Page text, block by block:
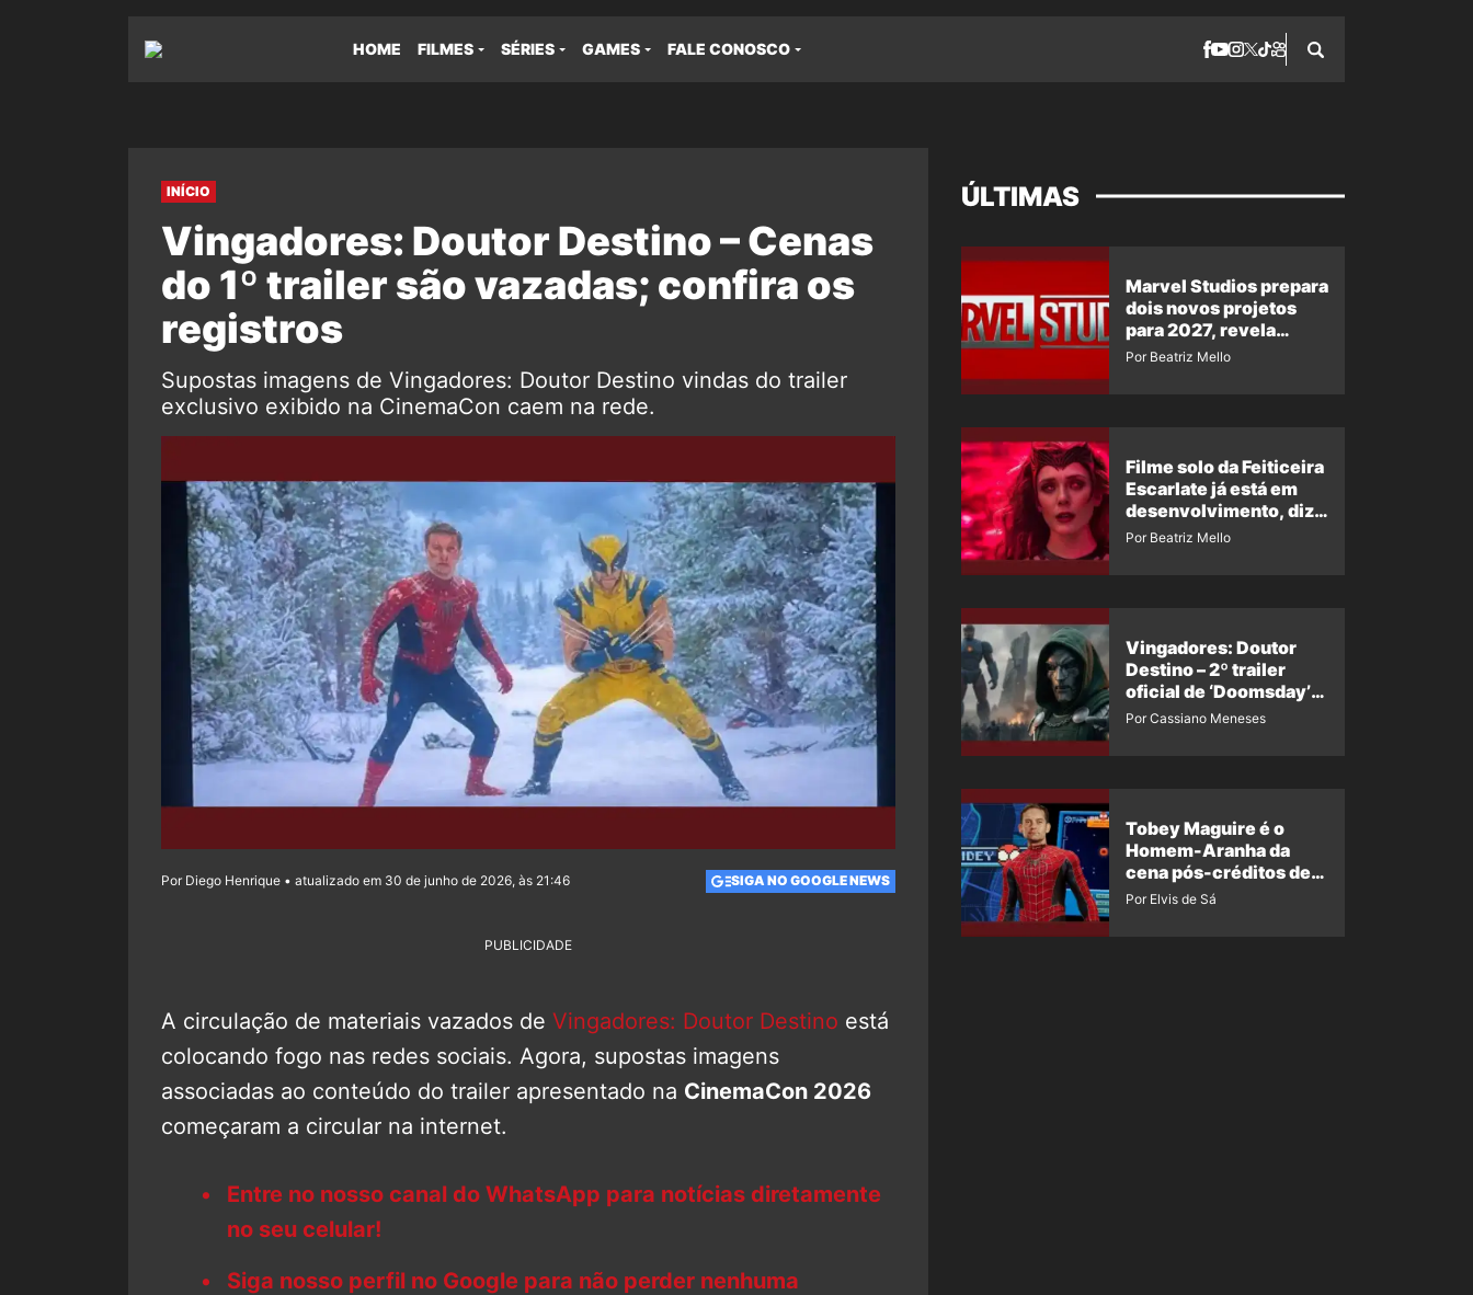
HOME FILMES SÉRIES GAMES FALE CONOSCO
INÍCIO
Vingadores: Doutor Destino – Cenas
do 1º trailer são vazadas; confira os
registros
Supostas imagens de Vingadores: Doutor Destino vindas do trailer
exclusivo exibido na CinemaCon caem na rede.
Por Diego Henrique • atualizado em 30 de junho de 2026, às 21:46 SIGA NO GOOGLE NEWS
PUBLICIDADE
A circulação de materiais vazados de Vingadores: Doutor Destino está
colocando fogo nas redes sociais. Agora, supostas imagens
associadas ao conteúdo do trailer apresentado na CinemaCon 2026
começaram a circular na internet.
Entre no nosso canal do WhatsApp para notícias diretamente
no seu celular!
Siga nosso perfil no Google para não perder nenhuma
ÚLTIMAS
Marvel Studios prepara
dois novos projetos
para 2027, revela
insider
Por Beatriz Mello
Filme solo da Feiticeira
Escarlate já está em
desenvolvimento, diz
insider
Por Beatriz Mello
Vingadores: Doutor
Destino – 2º trailer
oficial de ‘Doomsday’
ganha nova data para
Por Cassiano Meneses
Tobey Maguire é o
Homem-Aranha da
cena pós-créditos de
Um Novo Dia?
Por Elvis de Sá